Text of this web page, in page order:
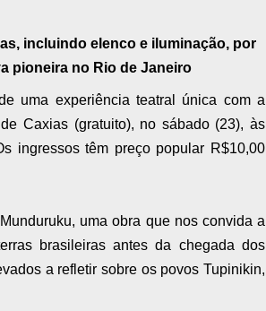
incluindo elenco e iluminação, por
pioneira no Rio de Janeiro
uma experiência teatral única com a
Caxias (gratuito), no sábado (23), às
ingressos têm preço popular R$10,00
uma obra que nos convida a
brasileiras antes da chegada dos
a refletir sobre os povos Tupinikin,